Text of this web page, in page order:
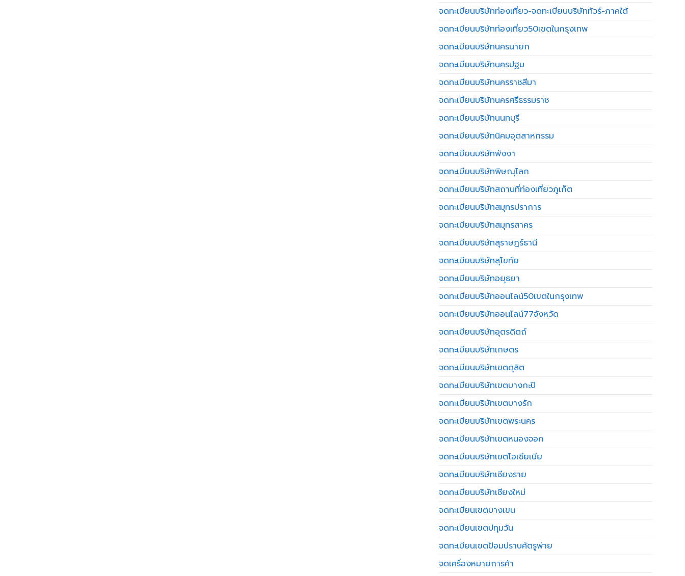
จดทะเบียนบริษัทท่องเที่ยว-จดทะเบียนบริษัททัวร์-ภาคใต้
จดทะเบียนบริษัทท่องเที่ยว50เขตในกรุงเทพ
จดทะเบียนบริษัทนครนายก
จดทะเบียนบริษัทนครปฐม
จดทะเบียนบริษัทนครราชสีมา
จดทะเบียนบริษัทนครศรีธรรมราช
จดทะเบียนบริษัทนนทบุรี
จดทะเบียนบริษัทนิคมอุตสาหกรรม
จดทะเบียนบริษัทพังงา
จดทะเบียนบริษัทพิษณุโลก
จดทะเบียนบริษัทสถานที่ท่องเที่ยวภูเก็ต
จดทะเบียนบริษัทสมุทรปราการ
จดทะเบียนบริษัทสมุทรสาคร
จดทะเบียนบริษัทสุราษฎร์ธานี
จดทะเบียนบริษัทสุโขทัย
จดทะเบียนบริษัทอยุธยา
จดทะเบียนบริษัทออนไลน์50เขตในกรุงเทพ
จดทะเบียนบริษัทออนไลน์77จังหวัด
จดทะเบียนบริษัทอุตรดิตถ์
จดทะเบียนบริษัทเกษตร
จดทะเบียนบริษัทเขตดุสิต
จดทะเบียนบริษัทเขตบางกะปิ
จดทะเบียนบริษัทเขตบางรัก
จดทะเบียนบริษัทเขตพระนคร
จดทะเบียนบริษัทเขตหนองจอก
จดทะเบียนบริษัทเขตโอเชียเนีย
จดทะเบียนบริษัทเชียงราย
จดทะเบียนบริษัทเชียงใหม่
จดทะเบียนเขตบางเขน
จดทะเบียนเขตปทุมวัน
จดทะเบียนเขตป้อมปราบศัตรูพ่าย
จดเครื่องหมายการค้า